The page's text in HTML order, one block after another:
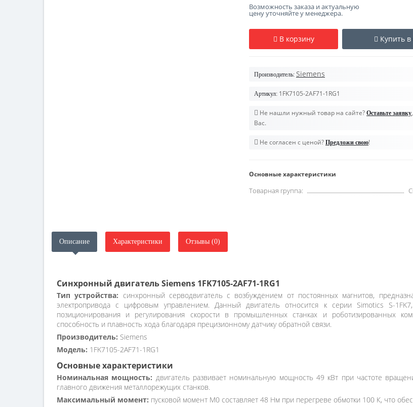
Возможность заказа и актуальную
цену уточняйте у менеджера.
В корзину Купить
Производитель: Siemens
Артикул: 1FK7105-2AF71-1RG1
Не нашли нужный товар на сайте? Оставьте заявку
Вас.
Не согласен с ценой? Предложи свою!
Основные характеристики
Товарная группа:
Описание Характеристики Отзывы (0)
Синхронный двигатель Siemens 1FK7105-2AF71-1RG1
Тип устройства: синхронный серводвигатель с возбуждением от постоянных магнитов,
электропривода с цифровым управлением. Данный двигатель относится к серии Simotics S-
позиционирования и регулирования скорости в промышленных станках и роботизированных
способность и плавность хода благодаря прецизионному датчику обратной связи.
Производитель: Siemens
Модель: 1FK7105-2AF71-1RG1
Основные характеристики
Номинальная мощность: двигатель развивает номинальную мощность 49 кВт при частоте
главного движения металлорежущих станков.
Максимальный момент: пусковой момент M0 составляет 48 Нм при перегреве обмотки 100 К, что